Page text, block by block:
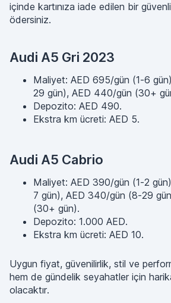
içinde kartınıza iade edilen bir
ödersiniz.
Audi A5 Gri 2023
Maliyet: AED 695/gün (1-6
29 gün), AED 440/gün (30+
Depozito: AED 490.
Ekstra km ücreti: AED 5.
Audi A5 Cabrio
Maliyet: AED 390/gün (1-2
7 gün), AED 340/gün (8-29
(30+ gün).
Depozito: 1.000 AED.
Ekstra km ücreti: AED 10.
Uygun fiyat, güvenilirlik, stil ve
hem de gündelik seyahatler için
olacaktır.